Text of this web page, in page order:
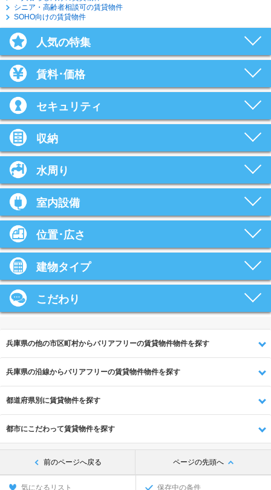
シニア・高齢者相談可の賃貸物件
SOHO向けの賃貸物件
人気の特集
賃料･価格
セキュリティ
収納
水周り
室内設備
位置･広さ
建物タイプ
こだわり
兵庫県の他の市区町村からバリアフリーの賃貸物件物件を探す
兵庫県の沿線からバリアフリーの賃貸物件物件を探す
都道府県別に賃貸物件を探す
都市にこだわって賃貸物件を探す
前のページへ戻る ページの先頭へ
気になるリスト 保存中の条件